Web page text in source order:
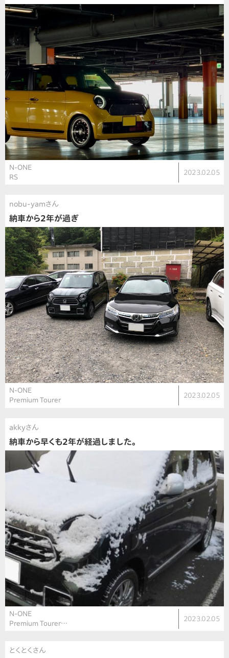
N-ONE
RS
2023.02.05
nobu-yamさん
納車から2年が過ぎ
N-ONE
Premium Tourer
2023.02.05
akkyさん
納車から早くも2年が経過しました。
N-ONE
Premium Tourer…
2023.02.05
とくとくさん